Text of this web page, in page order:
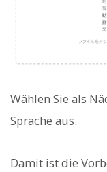
Wählen Sie als
Sprache aus.
Damit ist die